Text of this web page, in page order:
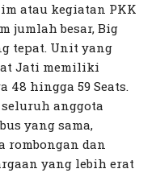
atau kegiatan PKK
jumlah besar, Big
tepat. Unit yang
Jati memiliki
48 hingga 59 Seats.
anggota
yang sama,
rombongan dan
yang lebih erat